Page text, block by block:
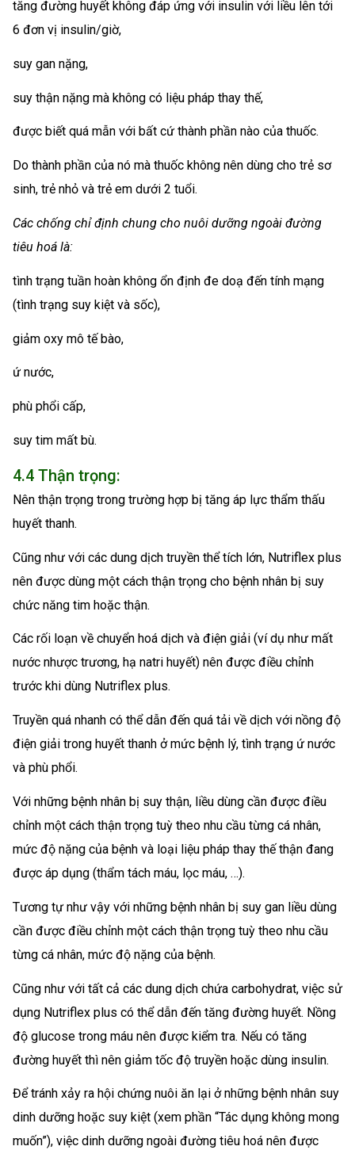
tăng đường huyết không đáp ứng với insulin với liều lên tới
6 đơn vị insulin/giờ,
suy gan nặng,
suy thận nặng mà không có liệu pháp thay thế,
được biết quá mẫn với bất cứ thành phần nào của thuốc.
Do thành phần của nó mà thuốc không nên dùng cho trẻ sơ
sinh, trẻ nhỏ và trẻ em dưới 2 tuổi.
Các chống chỉ định chung cho nuôi dưỡng ngoài đường
tiêu hoá là:
tình trạng tuần hoàn không ổn định đe doạ đến tính mạng
(tình trạng suy kiệt và sốc),
giảm oxy mô tế bào,
ứ nước,
phù phổi cấp,
suy tim mất bù.
4.4 Thận trọng:
Nên thận trọng trong trường hợp bị tăng áp lực thẩm thấu
huyết thanh.
Cũng như với các dung dịch truyền thể tích lớn, Nutriflex plus
nên được dùng một cách thận trọng cho bệnh nhân bị suy
chức năng tim hoặc thận.
Các rối loạn về chuyển hoá dịch và điện giải (ví dụ như mất
nước nhược trương, hạ natri huyết) nên được điều chỉnh
trước khi dùng Nutriflex plus.
Truyền quá nhanh có thể dẫn đến quá tải về dịch với nồng độ
điện giải trong huyết thanh ở mức bệnh lý, tình trạng ứ nước
và phù phổi.
Với những bệnh nhân bị suy thận, liều dùng cần được điều
chỉnh một cách thận trọng tuỳ theo nhu cầu từng cá nhân,
mức độ nặng của bệnh và loại liệu pháp thay thế thận đang
được áp dụng (thẩm tách máu, lọc máu, …).
Tương tự như vậy với những bệnh nhân bị suy gan liều dùng
cần được điều chỉnh một cách thận trọng tuỳ theo nhu cầu
từng cá nhân, mức độ nặng của bệnh.
Cũng như với tất cả các dung dịch chứa carbohydrat, việc sử
dụng Nutriflex plus có thể dẫn đến tăng đường huyết. Nồng
độ glucose trong máu nên được kiểm tra. Nếu có tăng
đường huyết thì nên giảm tốc độ truyền hoặc dùng insulin.
Để tránh xảy ra hội chứng nuôi ăn lại ở những bệnh nhân suy
dinh dưỡng hoặc suy kiệt (xem phần “Tác dụng không mong
muốn”), việc dinh dưỡng ngoài đường tiêu hoá nên được